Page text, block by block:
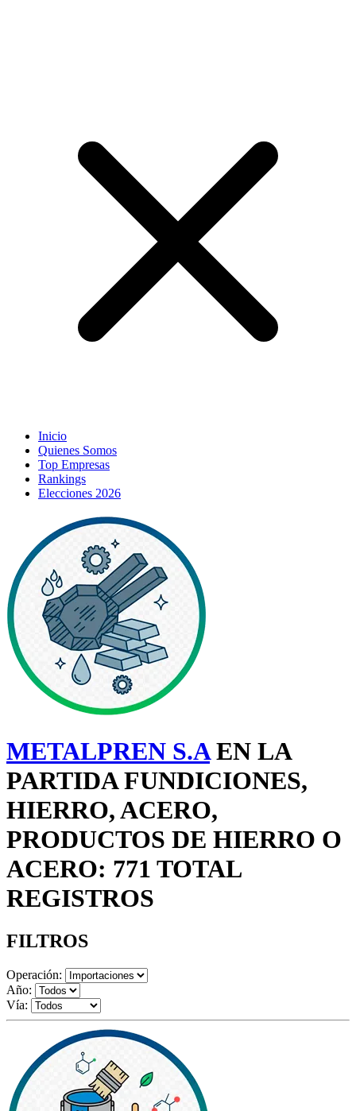
Inicio
Quienes Somos
Top Empresas
Rankings
Elecciones 2026
METALPREN S.AEN LA
PARTIDA FUNDICIONES,
HIERRO, ACERO,
PRODUCTOS DE HIERRO O
ACERO: 771 TOTAL
REGISTROS
FILTROS
Operación:
Año:
Vía: